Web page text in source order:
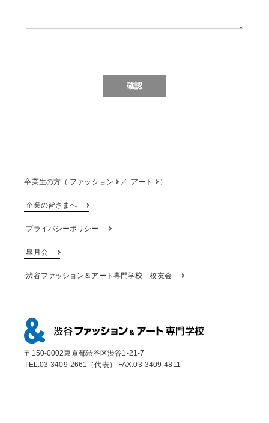
〒150-0002東京都渋谷区渋谷1-21-7
TEL.03-3409-2661（代表） FAX.03-3409-4811
卒業生の方（ ファッション ／ アート ）
企業の皆さまへ
プライバシーポリシー
皐月会
渋谷ファッション＆アート専門学校 校友会